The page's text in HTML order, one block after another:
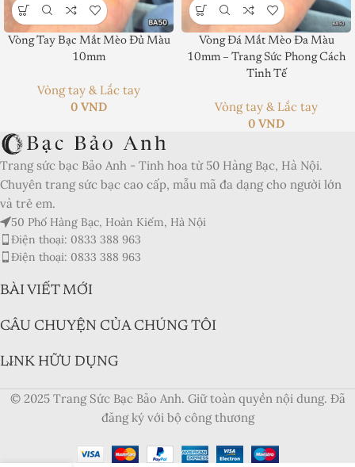
Product SKU:
Product Currency:
Price Valid Until:
Product In-Stock:
Xếp hạng của biên tập viên:
5
Vòng Tay Bạc Mắt Mèo Đủ Màu
10mm
Vòng tay & Lắc tay
0 VND
Vòng Đá Mắt Mèo Đa Màu
10mm – Trang Sức Phong Cách
Tinh Tế
Vòng tay & Lắc tay
0 VND
Trang sức bạc Bảo Anh - Tinh hoa từ 50 Hàng Bạc, Hà Nội.
Chuyên trang sức bạc cao cấp, mẫu mã đa dạng cho người lớn
và trẻ em.
50 Phố Hàng Bạc, Hoàn Kiếm, Hà Nội
Điện thoại: 0833 388 963
Điện thoại: 0833 388 963
BÀI VIẾT MỚI
CÂU CHUYỆN CỦA CHÚNG TÔI
LINK HỮU DỤNG
© 2025 Trang Sức Bạc Bảo Anh. Giữ toàn quyền nội dung. Đã
đăng ký với bộ công thương